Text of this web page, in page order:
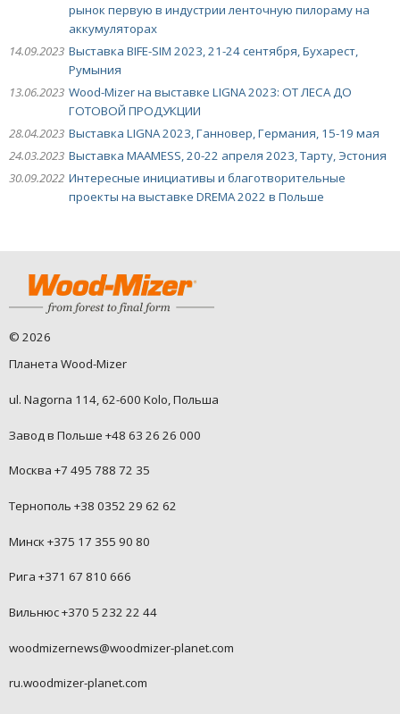
рынок первую в индустрии ленточную пилораму на
аккумуляторах
14.09.2023 Выставка BIFE-SIM 2023, 21-24 сентября, Бухарест,
Румыния
13.06.2023 Wood-Mizer на выставке LIGNA 2023: ОТ ЛЕСА ДО
ГОТОВОЙ ПРОДУКЦИИ
28.04.2023 Выставка LIGNA 2023, Ганновер, Германия, 15-19 мая
24.03.2023 Выставка MAAMESS, 20-22 апреля 2023, Тарту, Эстония
30.09.2022 Интересные инициативы и благотворительные
проекты на выставке DREMA 2022 в Польше
© 2026
Планета Wood-Mizer
ul. Nagorna 114, 62-600 Kolo, Польша
Завод в Польше +48 63 26 26 000
Москва +7 495 788 72 35
Тернополь +38 0352 29 62 62
Минск +375 17 355 90 80
Рига +371 67 810 666
Вильнюс +370 5 232 22 44
woodmizernews@woodmizer-planet.com
ru.woodmizer-planet.com